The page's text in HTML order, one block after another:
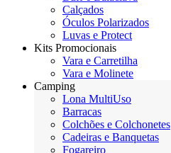
Calçados
Óculos Polarizados
Luvas e Protect
Kits Promocionais
Vara e Carretilha
Vara e Molinete
Camping
Lona MultiUso
Barracas
Colchões e Colchonetes
Cadeiras e Banquetas
Fogareiro